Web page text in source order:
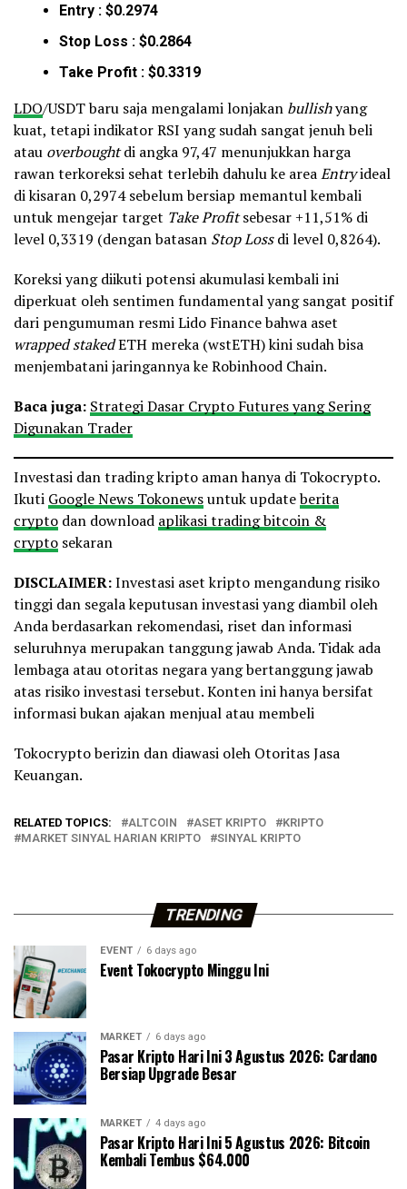
Entry : $0.2974
Stop Loss : $0.2864
Take Profit : $0.3319
LDO/USDT baru saja mengalami lonjakan bullishyang
kuat, tetapi indikator RSI yang sudah sangat jenuh beli
atau overboughtdi angka 97,47 menunjukkan harga
rawan terkoreksi sehat terlebih dahulu ke areaEntryideal
di kisaran 0,2974 sebelum bersiap memantul kembali
untuk mengejar target Take Profitsebesar +11,51% di
level 0,3319 (dengan batasan Stop Lossdi level 0,8264).
Koreksi yang diikuti potensi akumulasi kembali ini
diperkuat oleh sentimen fundamental yang sangat positif
dari pengumuman resmi Lido Finance bahwa aset
wrapped stakedETH mereka (wstETH) kini sudah bisa
menjembatani jaringannya ke Robinhood Chain.
Baca juga: Strategi Dasar Crypto Futures yang Sering
Digunakan Trader
Investasi dan trading kripto aman hanya di Tokocrypto.
Ikuti Google News Tokonewsuntuk updateberita
crypto dan download aplikasi trading bitcoin &
crypto sekaran
DISCLAIMER:Investasi aset kripto mengandung risiko
tinggi dan segala keputusan investasi yang diambil oleh
Anda berdasarkan rekomendasi, riset dan informasi
seluruhnya merupakan tanggung jawab Anda. Tidak ada
lembaga atau otoritas negara yang bertanggung jawab
atas risiko investasi tersebut. Konten ini hanya bersifat
informasi bukan ajakan menjual atau membeli
Tokocrypto berizin dan diawasi oleh Otoritas Jasa
Keuangan.
RELATED TOPICS: ALTCOIN ASET KRIPTO
KRIPTO
MARKET SINYAL HARIAN KRIPTO
SINYAL KRIPTO
TRENDING
EVENT 6 days ago
Event Tokocrypto Minggu Ini
MARKET 6 days ago
Pasar Kripto Hari Ini 3 Agustus 2026: Cardano
Bersiap Upgrade Besar
MARKET 4 days ago
Pasar Kripto Hari Ini 5 Agustus 2026: Bitcoin
Kembali Tembus $64.000